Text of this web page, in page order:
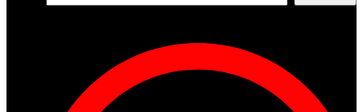
Filtros
Contacto
Acceder